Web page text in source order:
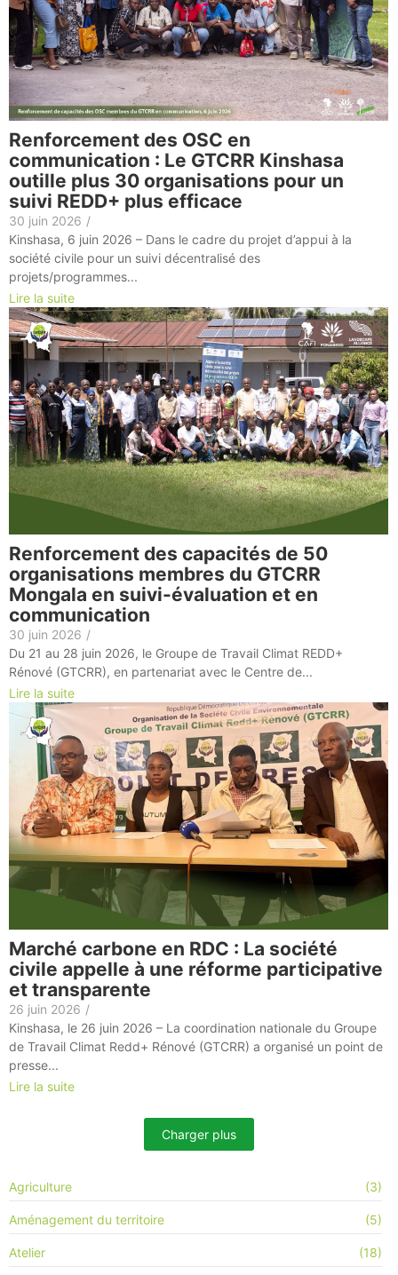
Renforcement des OSC en
communication : Le GTCRR Kinshasa
outille plus 30 organisations pour un
suivi REDD+ plus efficace
30 juin 2026 /
Kinshasa, 6 juin 2026 – Dans le cadre du projet d’appui à la
société civile pour un suivi décentralisé des
projets/programmes...
Lire la suite
Renforcement des capacités de 50
organisations membres du GTCRR
Mongala en suivi-évaluation et en
communication
30 juin 2026 /
Du 21 au 28 juin 2026, le Groupe de Travail Climat REDD+
Rénové (GTCRR), en partenariat avec le Centre de...
Lire la suite
Marché carbone en RDC : La société
civile appelle à une réforme participative
et transparente
26 juin 2026 /
Kinshasa, le 26 juin 2026 – La coordination nationale du Groupe
de Travail Climat Redd+ Rénové (GTCRR) a organisé un point de
presse...
Lire la suite
Charger plus
Agriculture (3)
Aménagement du territoire (5)
Atelier (18)